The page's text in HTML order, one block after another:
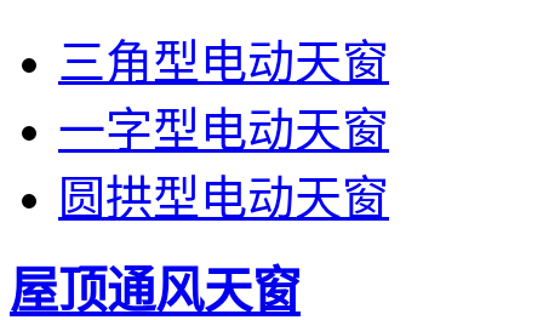
三角型电动天窗
一字型电动天窗
圆拱型电动天窗
屋顶通风天窗